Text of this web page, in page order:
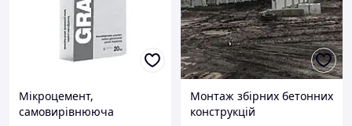
Мікроцемент,
самовирівнююча
Монтаж збірних бетонних
конструкцій